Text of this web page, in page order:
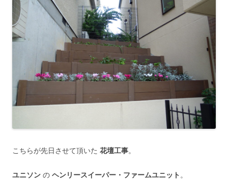
こちらが先日させて頂いた 花壇工事。
ユニソン の ヘンリースイーパー・ファームユニット 。